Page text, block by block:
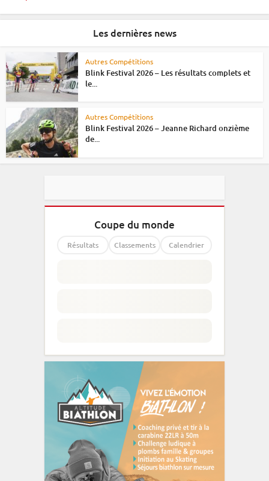
Les dernières news
Autres Compétitions
Blink Festival 2026 – Les résultats complets et
le...
Autres Compétitions
Blink Festival 2026 – Jeanne Richard onzième
de...
Coupe du monde
Résultats Classements Calendrier